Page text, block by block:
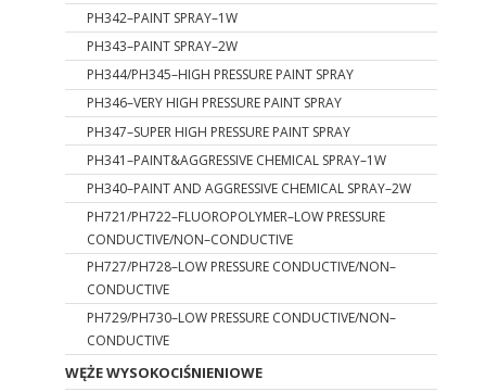
PH342–PAINT SPRAY–1W
PH343–PAINT SPRAY–2W
PH344/PH345–HIGH PRESSURE PAINT SPRAY
PH346–VERY HIGH PRESSURE PAINT SPRAY
PH347–SUPER HIGH PRESSURE PAINT SPRAY
PH341–PAINT&AGGRESSIVE CHEMICAL SPRAY–1W
PH340–PAINT AND AGGRESSIVE CHEMICAL SPRAY–2W
PH721/PH722–FLUOROPOLYMER–LOW PRESSURE
CONDUCTIVE/NON–CONDUCTIVE
PH727/PH728–LOW PRESSURE CONDUCTIVE/NON–
CONDUCTIVE
PH729/PH730–LOW PRESSURE CONDUCTIVE/NON–
CONDUCTIVE
WĘŻE WYSOKOCIŚNIENIOWE